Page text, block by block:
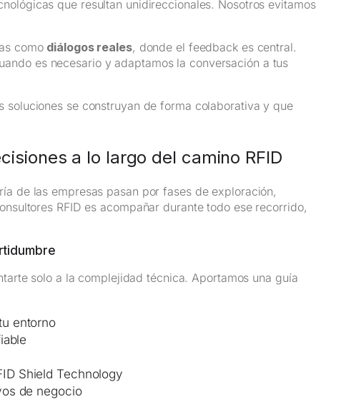
que resultan unidireccionales. Nosotros evitamos
como diálogos reales, donde el feedback es central.
es necesario y adaptamos la conversación a tus
se construyan de forma colaborativa y que
a lo largo del camino RFID
de las empresas pasan por fases de exploración,
RFID es acompañar durante todo ese recorrido,
solo a la complejidad técnica. Aportamos una guía
entorno
Shield Technology
de negocio